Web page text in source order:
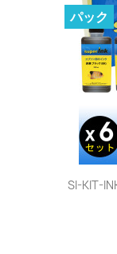
SI-KIT-
パック